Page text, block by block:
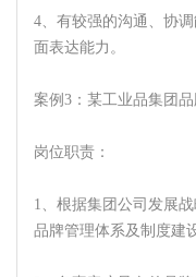
4、有较强的沟通、协
面表达能力。
案例3：某工业品集团
岗位职责：
1、根据集团公司发展
品牌管理体系及制度建